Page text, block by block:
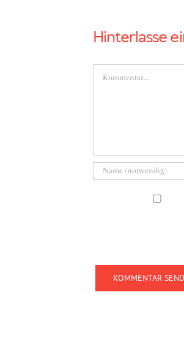
Hinterlasse
Kommentar